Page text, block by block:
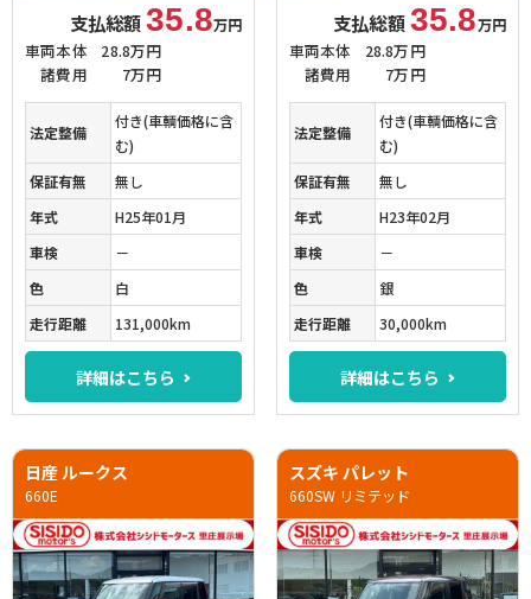
支払総額35.8万円
車両本体
28.8万円
諸費用
7万円
法定整備
付き(車輌価格に含
む)
保証有無
無し
年式
H25年01月
車検
－
色
白
走行距離
131,000km
詳細はこちら
支払総額35.8万円
車両本体
28.8万円
諸費用
7万円
法定整備
付き(車輌価格に含
む)
保証有無
無し
年式
H23年02月
車検
－
色
銀
走行距離
30,000km
詳細はこちら
日産 ルークス
660E
スズキ パレット
660SW リミテッド